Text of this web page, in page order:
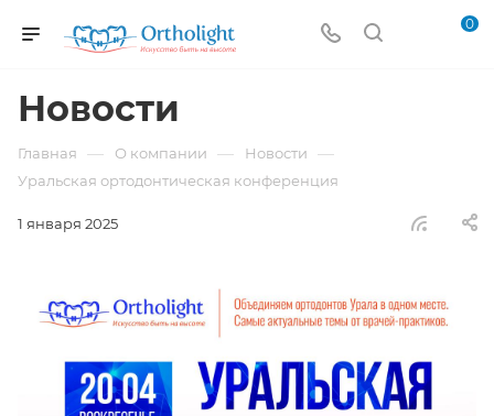
0
Новости
Главная — О компании — Новости —
Уральская ортодонтическая конференция
1 января 2025